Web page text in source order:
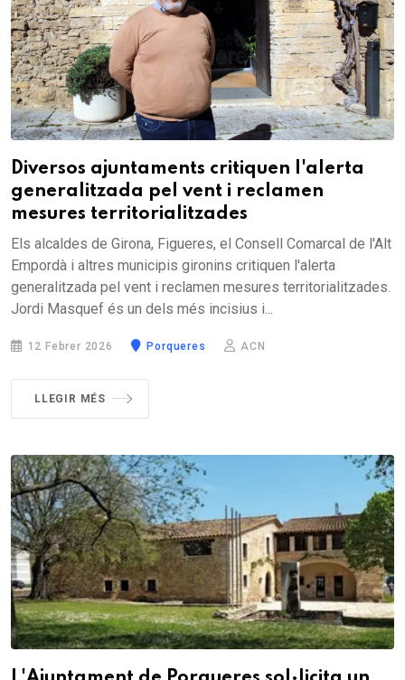
Diversos ajuntaments critiquen l'alerta
generalitzada pel vent i reclamen
mesures territorialitzades
Els alcaldes de Girona, Figueres, el Consell Comarcal de l'Alt
Empordà i altres municipis gironins critiquen l'alerta
generalitzada pel vent i reclamen mesures territorialitzades.
Jordi Masquef és un dels més incisius i...
12 Febrer 2026 Porqueres ACN
LLEGIR MÉS